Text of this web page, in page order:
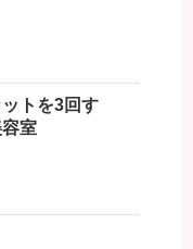
トを3回す
室